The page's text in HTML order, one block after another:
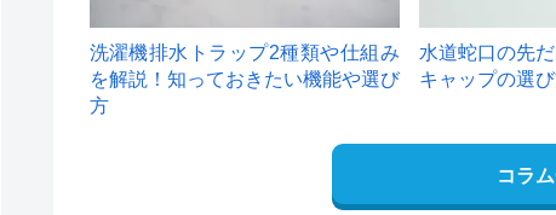
洗濯機排水トラップ2種類や仕組み
を解説！知っておきたい機能や選び
方
水道蛇口の先
キャップの選
コラ